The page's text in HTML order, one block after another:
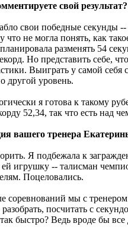
свой результат?
свои победные секунды
что не могла понять, как
разменять 54
Но представить себе,
Выиграть у самой себя
другой уровень.
я готова к такому
52,34, так что есть над
вашего тренера
Я подбежала к
ей игрушку -- талисман
Поцеловались.
соревнований мы с
посчитать с
быстро? Ведь вроде бы все